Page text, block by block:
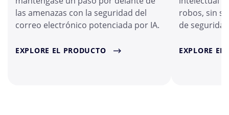
las amenazas con la seguridad del
correo electrónico potenciada por IA.
EXPLORE EL PRODUCTO
robos, sin
de
EXPLORE EL